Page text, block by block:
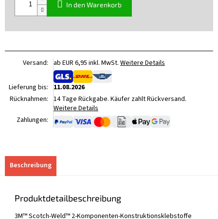
In den Warenkorb
Versand: ab EUR 6,95 inkl. MwSt. Weitere Details
Lieferung bis:
11.08.2026
Rücknahmen: 14 Tage Rückgabe. Käufer zahlt Rückversand.
Weitere Details
Zahlungen:
Beschreibung
Produktdetailbeschreibung
3M™ Scotch-Weld™ 2-Komponenten-Konstruktionsklebstoffe